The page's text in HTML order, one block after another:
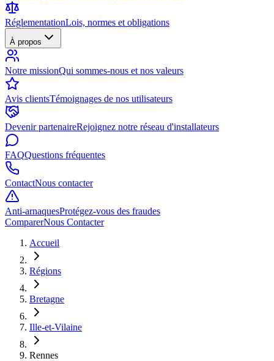
RéglementationLois, normes et obligations
À propos
Notre missionQui sommes-nous et nos valeurs
Avis clientsTémoignages de nos utilisateurs
Devenir partenaireRejoignez notre réseau d'installateurs
FAQQuestions fréquentes
ContactNous contacter
Anti-arnaquesProtégez-vous des fraudes
ComparerNous Contacter
Accueil
Régions
Bretagne
Ille-et-Vilaine
Rennes